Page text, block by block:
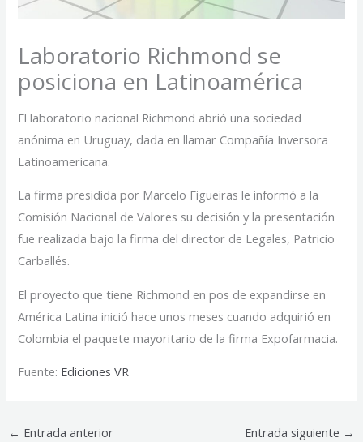
Laboratorio Richmond se
posiciona en Latinoamérica
El laboratorio nacional Richmond abrió una sociedad
anónima en Uruguay, dada en llamar Compañía Inversora
Latinoamericana.
La firma presidida por Marcelo Figueiras le informó a la
Comisión Nacional de Valores su decisión y la presentación
fue realizada bajo la firma del director de Legales, Patricio
Carballés.
El proyecto que tiene Richmond en pos de expandirse en
América Latina inició hace unos meses cuando adquirió en
Colombia el paquete mayoritario de la firma Expofarmacia.
Fuente: Ediciones VR
← Entrada anterior Entrada siguiente →